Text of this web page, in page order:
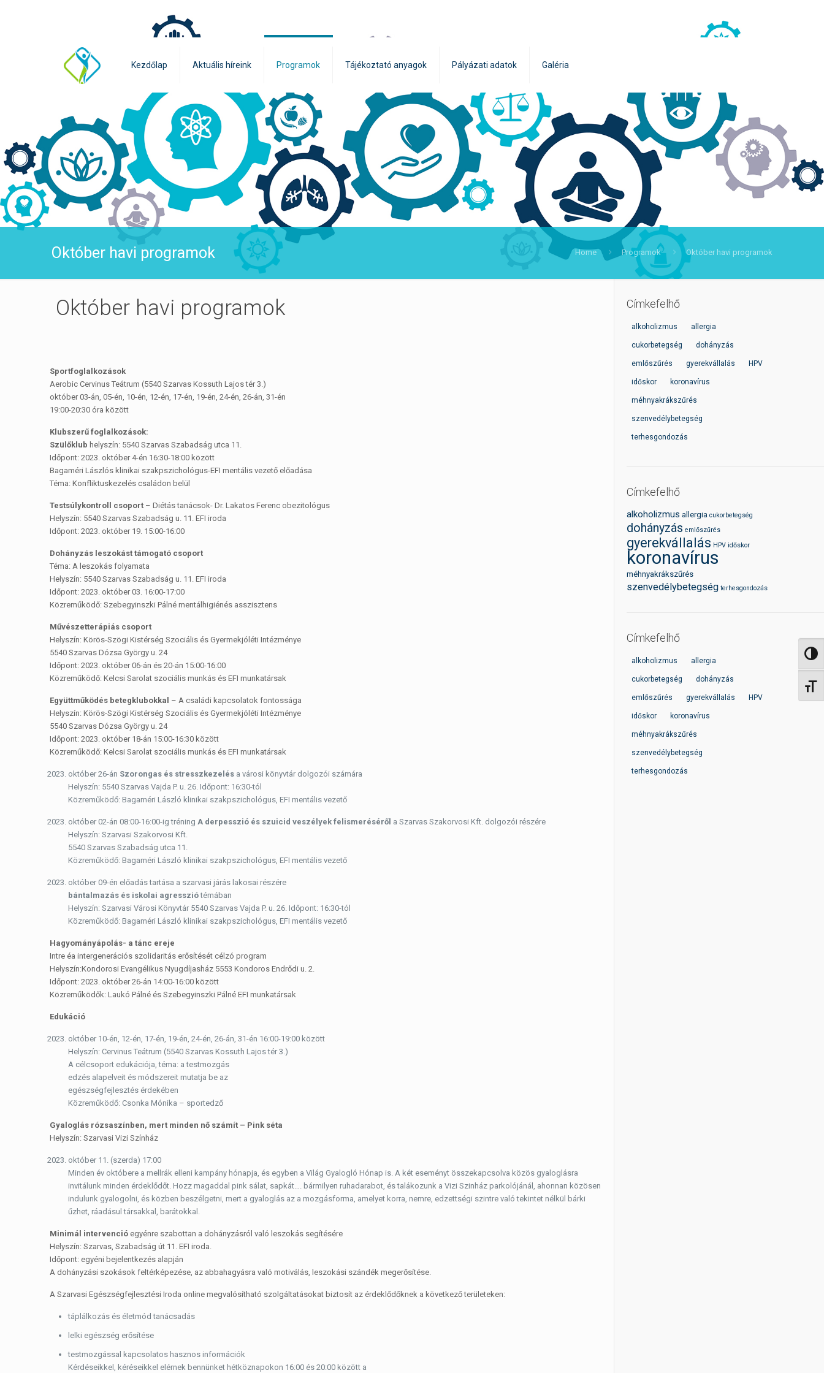
Kezdőlap Aktuális híreink Programok Tájékoztató anyagok Pályázati adatok Galéria
Október havi programok Home Programok Október havi programok
Október havi programok
Sportfoglalkozások
Aerobic Cervinus Teátrum (5540 Szarvas Kossuth Lajos tér 3.)
október 03-án, 05-én, 10-én, 12-én, 17-én, 19-én, 24-én, 26-án, 31-én
19:00-20:30 óra között
Klubszerű foglalkozások:
Szülőklub helyszín: 5540 Szarvas Szabadság utca 11.
Időpont: 2023. október 4-én 16:30-18:00 között
Bagaméri Lászlós klinikai szakpszichológus-EFI mentális vezető előadása
Téma: Konfliktuskezelés családon belül
Testsúlykontroll csoport – Diétás tanácsok- Dr. Lakatos Ferenc obezitológus
Helyszín: 5540 Szarvas Szabadság u. 11. EFI iroda
Időpont: 2023. október 19. 15:00-16:00
Dohányzás leszokást támogató csoport
Téma: A leszokás folyamata
Helyszín: 5540 Szarvas Szabadság u. 11. EFI iroda
Időpont: 2023. október 03. 16:00-17:00
Közreműködő: Szebegyinszki Pálné mentálhigiénés asszisztens
Művészetterápiás csoport
Helyszín: Körös-Szögi Kistérség Szociális és Gyermekjóléti Intézménye
5540 Szarvas Dózsa György u. 24
Időpont: 2023. október 06-án és 20-án 15:00-16:00
Közreműködő: Kelcsi Sarolat szociális munkás és EFI munkatársak
Együttműködés betegklubokkal – A családi kapcsolatok fontossága
Helyszín: Körös-Szögi Kistérség Szociális és Gyermekjóléti Intézménye
5540 Szarvas Dózsa György u. 24
Időpont: 2023. október 18-án 15:00-16:30 között
Közreműködő: Kelcsi Sarolat szociális munkás és EFI munkatársak
október 26-án Szorongas és stresszkezelés a városi könyvtár dolgozói számára
Helyszín: 5540 Szarvas Vajda P. u. 26. Időpont: 16:30-tól
Közreműködő: Bagaméri László klinikai szakpszichológus, EFI mentális vezető
október 02-án 08:00-16:00-ig tréningA derpesszió és szuicid veszélyek felismeréséről a Szarvas Szakorvosi Kft. dolgozói részére
Helyszín: Szarvasi Szakorvosi Kft.
5540 Szarvas Szabadság utca 11.
Közreműködő: Bagaméri László klinikai szakpszichológus, EFI mentális vezető
október 09-én előadás tartása a szarvasi járás lakosai részére
bántalmazás és iskolai agressziótémában
Helyszín: Szarvasi Városi Könyvtár 5540 Szarvas Vajda P. u. 26. Időpont: 16:30-tól
Közreműködő: Bagaméri László klinikai szakpszichológus, EFI mentális vezető
Hagyományápolás- a tánc ereje
Intre éa intergenerációs szolidaritás erősítését célzó program
Helyszín:Kondorosi Evangélikus Nyugdíjasház 5553 Kondoros Endrődi u. 2.
Időpont: 2023. október 26-án 14:00-16:00 között
Közreműködők: Laukó Pálné és Szebegyinszki Pálné EFI munkatársak
Edukáció
október 10-én, 12-én, 17-én, 19-én, 24-én, 26-án, 31-én 16:00-19:00 között
Helyszín: Cervinus Teátrum (5540 Szarvas Kossuth Lajos tér 3.)
A célcsoport edukációja, téma: a testmozgás
edzés alapelveit és módszereit mutatja be az
egészségfejlesztés érdekében
Közreműködő: Csonka Mónika – sportedző
Gyaloglás rózsaszínben, mert minden nő számít – Pink séta
Helyszín: Szarvasi Vizi Színház
október 11. (szerda) 17:00
Minden év októbere a mellrák elleni kampány hónapja, és egyben a Világ Gyalogló Hónap is. A két eseményt összekapcsolva közös gyaloglásra
invitálunk minden érdeklődőt. Hozz magaddal pink sálat, sapkát…. bármilyen ruhadarabot, és talákozunk a Vizi Szinház parkolójánál, ahonnan közösen
indulunk gyalogolni, és közben beszélgetni, mert a gyaloglás az a mozgásforma, amelyet korra, nemre, edzettségi szintre való tekintet nélkül bárki
űzhet, ráadásul társakkal, barátokkal.
Minimál intervenció egyénre szabottan a dohányzásról való leszokás segítésére
Helyszín: Szarvas, Szabadság út 11. EFI iroda.
Időpont: egyéni bejelentkezés alapján
A dohányzási szokások feltérképezése, az abbahagyásra való motiválás, leszokási szándék megerősítése.
A Szarvasi Egészségfejlesztési Iroda online megvalósítható szolgáltatásokat biztosít az érdeklődőknek a következő területeken:
táplálkozás és életmód tanácsadás
lelki egészség erősítése
testmozgással kapcsolatos hasznos információk
Kérdéseikkel, kéréseikkel elérnek bennünket hétköznapokon 16:00 és 20:00 között a
Címkefelhő
alkoholizmus allergia
cukorbetegség dohányzás
emlőszűrés gyerekvállalás HPV
időskor koronavírus
méhnyakrákszűrés
szenvedélybetegség
terhesgondozás
Címkefelhő
alkoholizmus allergia cukorbetegség
dohányzás emlőszűrés
gyerekvállalás HPV időskor
koronavírus
méhnyakrákszűrés
szenvedélybetegség terhesgondozás
Címkefelhő
alkoholizmus allergia
cukorbetegség dohányzás
emlőszűrés gyerekvállalás HPV
időskor koronavírus
méhnyakrákszűrés
szenvedélybetegség
terhesgondozás